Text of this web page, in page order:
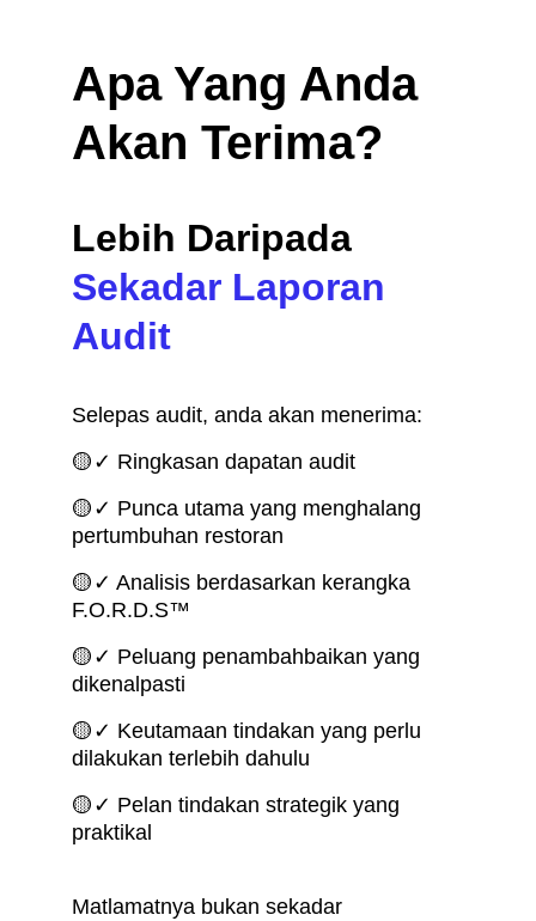
Apa Yang Anda
Akan Terima?
Lebih Daripada
Sekadar Laporan
Audit
Selepas audit, anda akan menerima:
🟡✓ Ringkasan dapatan audit
🟡✓ Punca utama yang menghalang
pertumbuhan restoran
🟡✓ Analisis berdasarkan kerangka
F.O.R.D.S™
🟡✓ Peluang penambahbaikan yang
dikenalpasti
🟡✓ Keutamaan tindakan yang perlu
dilakukan terlebih dahulu
🟡✓ Pelan tindakan strategik yang
praktikal
Matlamatnya bukan sekadar